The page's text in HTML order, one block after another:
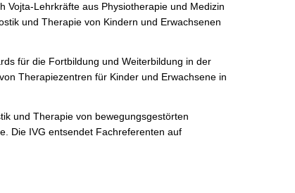
Vojta-Lehrkräfte aus Physiotherapie und Medizin
und Therapie von Kindern und Erwachsenen
für die Fortbildung und Weiterbildung in der
Therapiezentren für Kinder und Erwachsene in
und Therapie von bewegungsgestörten
Die IVG entsendet Fachreferenten auf